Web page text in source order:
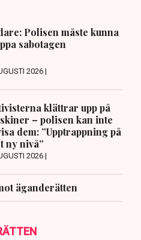
Polisen måste kunna
sabotagen
2026 |
klättrar upp på
– polisen kan inte
dem: ”Upptrappning på
ny nivå”
2026 |
äganderätten